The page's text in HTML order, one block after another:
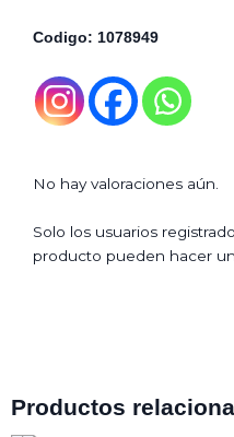
Codigo: 1078949
No hay valoraciones aún.
Solo los usuarios
producto pueden hacer
Productos